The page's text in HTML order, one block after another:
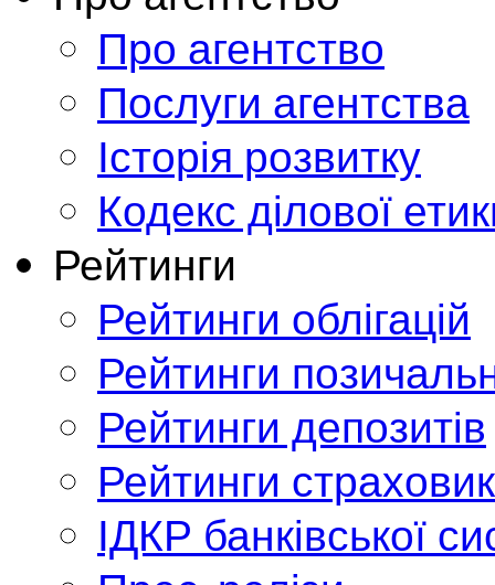
Про агентство
Послуги агентства
Історія розвитку
Кодекс ділової
Рейтинги
Рейтинги облігацій
Рейтинги
Рейтинги депозитів
Рейтинги
ІДКР банківської